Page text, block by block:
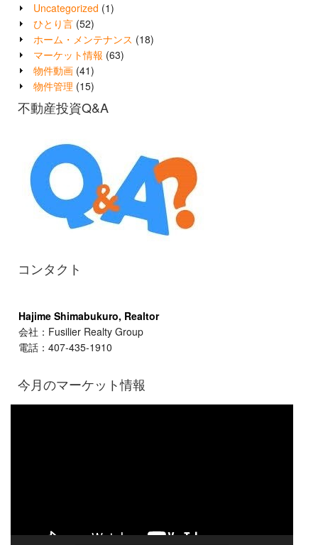
Uncategorized (1)
ひとり言 (52)
ホーム・メンテナンス (18)
マーケット情報 (63)
物件動画 (41)
物件管理 (15)
不動産投資Q&A
コンタクト
Hajime Shimabukuro, Realtor
会社：Fusilier Realty Group
電話：407-435-1910
今月のマーケット情報